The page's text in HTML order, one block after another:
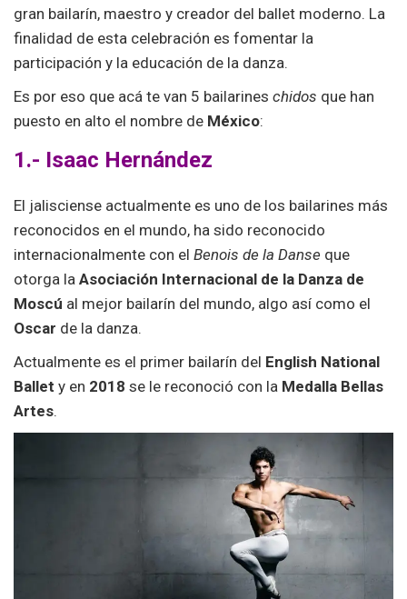
gran bailarín, maestro y creador del ballet moderno. La
finalidad de esta celebración es fomentar la
participación y la educación de la danza.
Es por eso que acá te van 5 bailarines chidos que han
puesto en alto el nombre de México:
1.- Isaac Hernández
El jalisciense actualmente es uno de los bailarines más
reconocidos en el mundo, ha sido reconocido
internacionalmente con el Benois de la Danse que
otorga la Asociación Internacional de la Danza de
Moscú al mejor bailarín del mundo, algo así como el
Oscar de la danza.
Actualmente es el primer bailarín del English National
Ballet y en 2018 se le reconoció con la Medalla Bellas
Artes.